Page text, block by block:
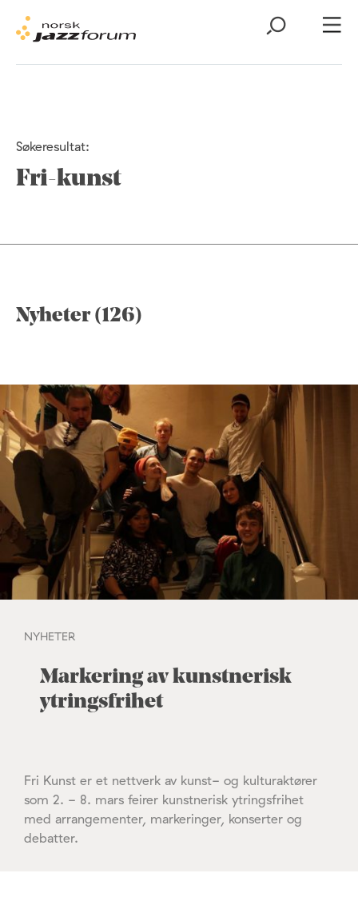
Søkeresultat:
Fri-kunst
Nyheter (126)
NYHETER
Markering av kunstnerisk
ytringsfrihet
Fri Kunst er et nettverk av kunst- og kulturaktører
som 2. - 8. mars feirer kunstnerisk ytringsfrihet
med arrangementer, markeringer, konserter og
debatter.